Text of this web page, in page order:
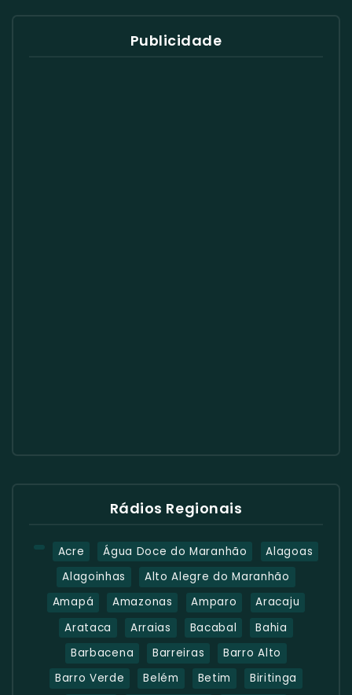
Publicidade
Rádios Regionais
Acre Água Doce do Maranhão
Alagoas
Alagoinhas
Alto Alegre do Maranhão
Amapá
Amazonas Amparo
Aracaju
Arataca
Arraias Bacabal
Bahia
Barbacena
Barreiras
Barro Alto
Barro Verde
Belém Betim Biritinga